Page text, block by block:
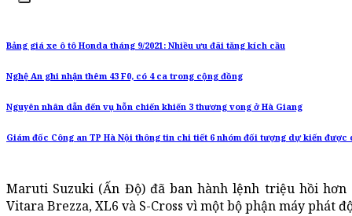
Bảng giá xe ô tô Honda tháng 9/2021: Nhiều ưu đãi tăng kích cầu
Nghệ An ghi nhận thêm 43 F0, có 4 ca trong cộng đồng
Nguyên nhân dẫn đến vụ hỗn chiến khiến 3 thương vong ở Hà Giang
Giám đốc Công an TP Hà Nội thông tin chi tiết 6 nhóm đối tượng dự kiến được
Maruti Suzuki (Ấn Độ) đã ban hành lệnh triệu hồi hơn
Vitara Brezza, XL6 và S-Cross vì một bộ phận máy phát